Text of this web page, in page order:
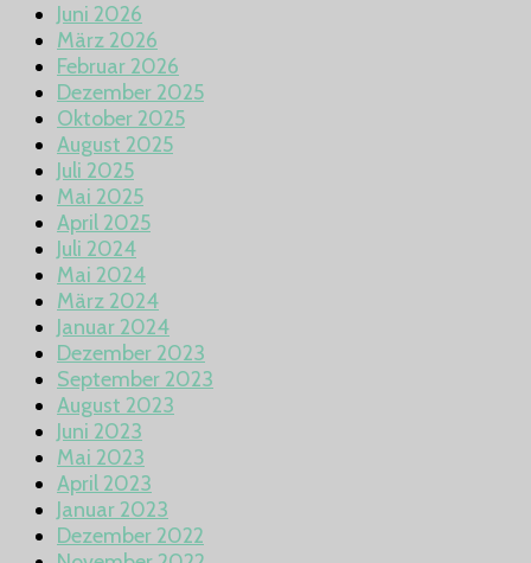
Juni 2026
März 2026
Februar 2026
Dezember 2025
Oktober 2025
August 2025
Juli 2025
Mai 2025
April 2025
Juli 2024
Mai 2024
März 2024
Januar 2024
Dezember 2023
September 2023
August 2023
Juni 2023
Mai 2023
April 2023
Januar 2023
Dezember 2022